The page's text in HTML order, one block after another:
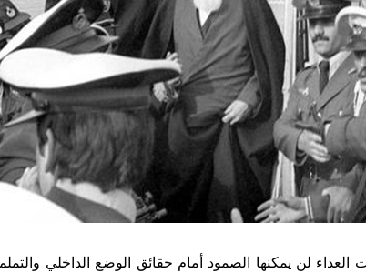
العداء لن يمكنها الصمود أمام حقائق الوضع الداخلي